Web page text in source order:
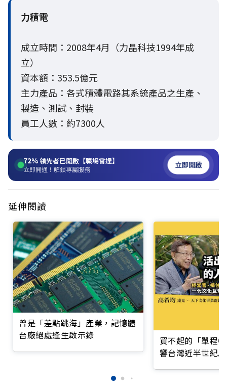
力積電
成立時間：2008年4月（力晶科技1994年成
立）
資本額：353.5億元
主力產品：各式積體電路其系統產品之生產、
製造、測試、封裝
員工人數：約7300人
72%領先者已開啟【職場雷達】
立即開通！解鎖專屬服務 立即開啟
延伸閱讀
曾是「差點跳海」產業，記憶體
台廠絕處逢生啟示錄
買不起的「單程
響台灣近半世紀